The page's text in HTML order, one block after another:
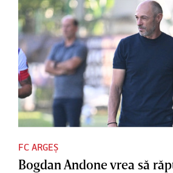
FC ARGEȘ
Bogdan Andone vrea să